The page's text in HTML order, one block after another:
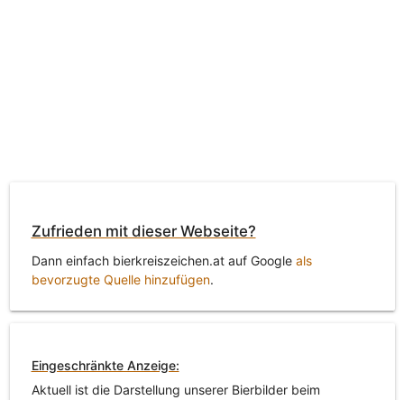
Zufrieden mit dieser Webseite?
Dann einfach bierkreiszeichen.at auf Google als
bevorzugte Quelle hinzufügen.
Eingeschränkte Anzeige:
Aktuell ist die Darstellung unserer Bierbilder beim